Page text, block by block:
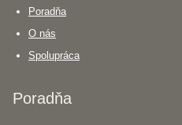
Poradňa
O nás
Spolupráca
Poradňa